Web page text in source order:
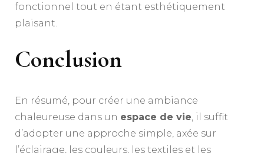
fonctionnel tout en étant esthétiquement
plaisant.
Conclusion
En résumé, pour créer une ambiance
chaleureuse dans un espace de vie , il suffit
d’adopter une approche simple, axée sur
l’éclairage, les couleurs, les textiles et les